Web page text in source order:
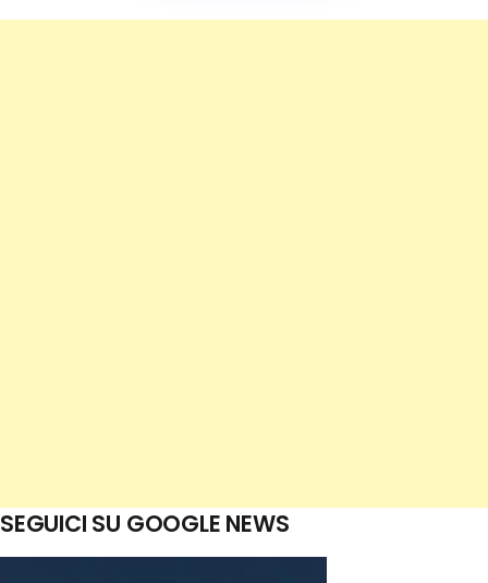
SEGUICI SU GOOGLE NEWS